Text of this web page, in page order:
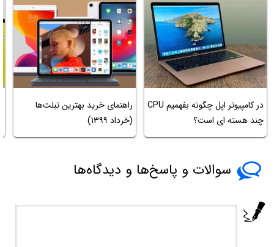
در کامپیوتر اپل چگونه بفهمیم CPU
چند هسته ای است؟
راهنمای خرید بهترین تبلت‌‌ها
(خرداد ۱۳۹۹)
سوالات و پاسخ‌ها و دیدگاه‌ها